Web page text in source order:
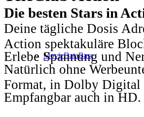
MovieDataBase
Die besten Stars in
Deine tägliche Dosis
Action spektakuläre
Erlebe Spannung und
Natürlich ohne
Format, in Dolby Digital
Empfangbar auch in HD.